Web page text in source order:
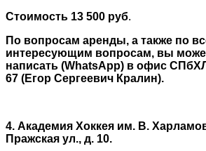
Стоимость 13 500 руб.
По вопросам аренды, а также по
интересующим вопросам, вы
написать (WhatsApp) в офис
67 (Егор Сергеевич Кралин).
4. Академия Хоккея им. В.
Пражская ул., д. 10.